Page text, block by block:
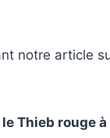
notre article
Thieb rouge